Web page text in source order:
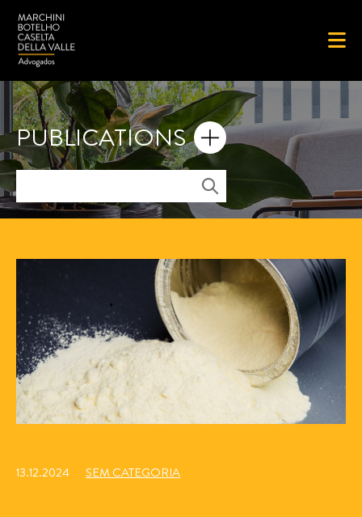
PUBLICATIONS
13.12.2024 SEM CATEGORIA